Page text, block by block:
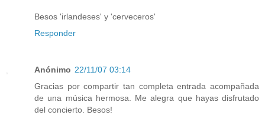
Besos 'irlandeses' y 'cerveceros'
Responder
Anónimo 22/11/07 03:14
Gracias por compartir tan completa entrada acompañada
de una música hermosa. Me alegra que hayas disfrutado
del concierto. Besos!